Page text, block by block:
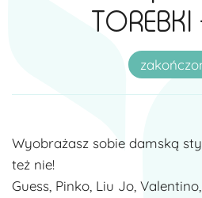
zobacz więcej »
Wyobrażasz sobie damską
też nie!
Guess, Pinko, Liu Jo,